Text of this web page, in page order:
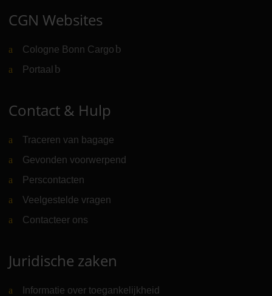
CGN Websites
Cologne Bonn Cargo (Link naar externe website)
Portaal (Link naar externe website)
Contact & Hulp
Traceren van bagage
Gevonden voorwerpend
Perscontacten
Veelgestelde vragen
Contacteer ons
Juridische zaken
Informatie over toegankelijkheid